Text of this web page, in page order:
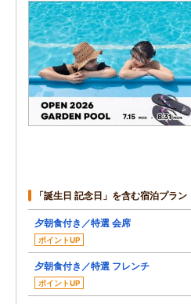
「誕生日 記念日」を含む宿泊プラン
夕朝食付き／特選 会席
ポイントUP
夕朝食付き／特選 フレンチ
ポイントUP